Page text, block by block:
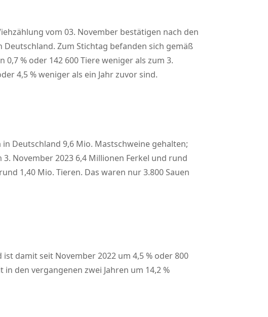
vom 03. November bestätigen nach den
Zum Stichtag befanden sich gemäß
% oder 142 600 Tiere weniger als zum 3.
4,5 % weniger als ein Jahr zuvor sind.
Deutschland 9,6 Mio. Mastschweine gehalten;
November 2023 6,4 Millionen Ferkel und rund
1,40 Mio. Tieren. Das waren nur 3.800 Sauen
damit seit November 2022 um 4,5 % oder 800
den vergangenen zwei Jahren um 14,2 %